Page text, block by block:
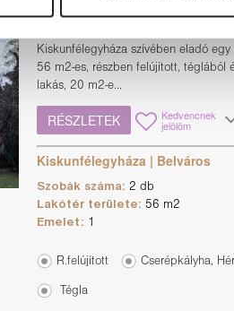
Kiskunfélegyháza szívében eladó egy
56 m2-es, részben felújított, téglából
lakás, 20 m2-e...
RÉSZLETEK Kedvencnek
jelölöm
Kiskunfélegyháza | Belváros
Szobák száma:2 db
Lakótér területe:56 m2
Emelet: 1
R.felújított Cserépkályha,
Tégla